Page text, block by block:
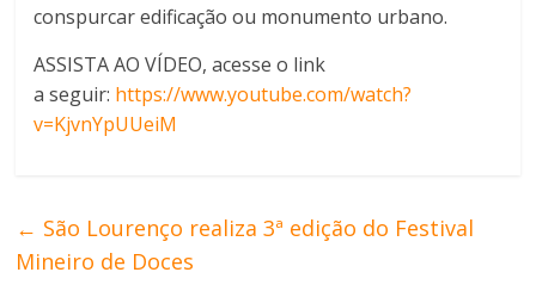
conspurcar edificação ou monumento urbano.
ASSISTA AO VÍDEO, acesse o link
a seguir: https://www.youtube.com/watch?
v=KjvnYpUUeiM
← São Lourenço realiza 3ª edição do Festival
Mineiro de Doces